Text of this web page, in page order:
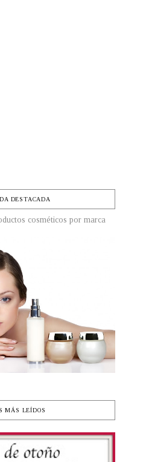
DESTACADA
cosméticos por marca
MÁS LEÍDOS